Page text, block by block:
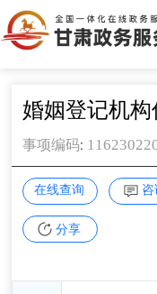
婚姻登记机构
事项编码:
在线查询
分享